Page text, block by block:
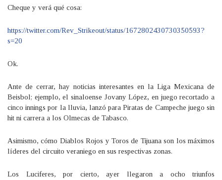
Cheque y verá qué cosa:
https://twitter.com/Rev_Strikeout/status/1672802430730350593?
s=20
Ok.
Ante de cerrar, hay noticias interesantes en la Liga Mexicana de
Beisbol; ejemplo, el sinaloense Jovany López, en juego recortado a
cinco innings por la lluvia, lanzó para Piratas de Campeche juego sin
hit ni carrera a los Olmecas de Tabasco.
Asimismo, cómo Diablos Rojos y Toros de Tijuana son los máximos
líderes del circuito veraniego en sus respectivas zonas.
Los Luciferes, por cierto, ayer llegaron a ocho triunfos